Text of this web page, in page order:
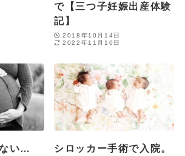
で【三つ子妊娠出産体験
記】
2018年10月14日
2022年11月10日
い…
シロッカー手術で入院。